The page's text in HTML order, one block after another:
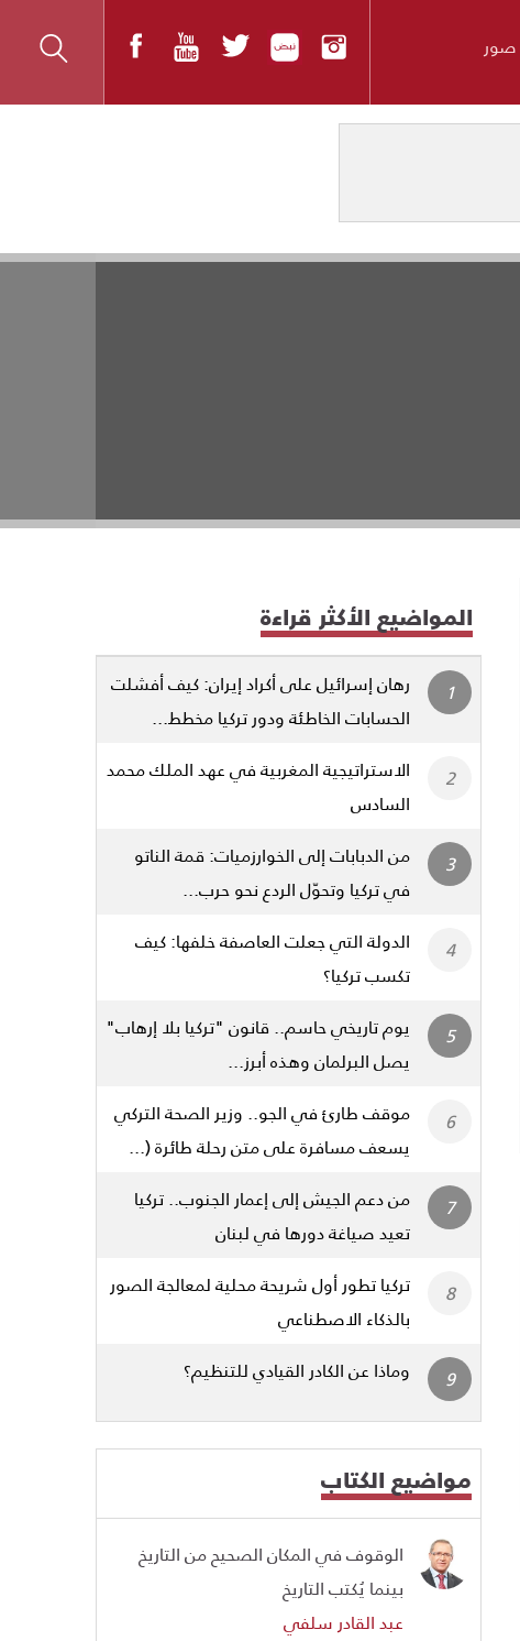
صور
المواضيع الأكثر قراءة
رهان إسرائيل على أكراد إيران: كيف أفشلت
الحسابات الخاطئة ودور تركيا مخطط...
الاستراتيجية المغربية في عهد الملك محمد
السادس
من الدبابات إلى الخوارزميات: قمة الناتو
في تركيا وتحوّل الردع نحو حرب...
الدولة التي جعلت العاصفة خلفها: كيف
تكسب تركيا؟
يوم تاريخي حاسم.. قانون "تركيا بلا إرهاب"
يصل البرلمان وهذه أبرز...
موقف طارئ في الجو.. وزير الصحة التركي
يسعف مسافرة على متن رحلة طائرة (...
من دعم الجيش إلى إعمار الجنوب.. تركيا
تعيد صياغة دورها في لبنان
تركيا تطور أول شريحة محلية لمعالجة الصور
بالذكاء الاصطناعي
وماذا عن الكادر القيادي للتنظيم؟
مواضيع الكتاب
الوقوف في المكان الصحيح من التاريخ
بينما يُكتب التاريخ
عبد القادر سلفي